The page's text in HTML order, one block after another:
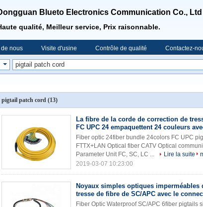
Blueto Electronics Communication Co., Ltd
qualité, Meilleur service, Prix raisonnable.
nous Visite d'usine Contrôle de qualité Contactez-
pigtail patch cord (13)
La fibre de la corde de correction de
FC UPC 24 empaquettent 24 couleurs
Fiber optic 24fiber bundle 24colors FC UPC
FTTX+LAN Optical fiber CATV Optical
Parameter Unit FC, SC, LC ...
Lire la suite
2019-03-07 10:23:00
Noyaux simples optiques imperméables
tresse de fibre de SC/APC avec le
Fiber Optic Waterproof SC/APC 6fiber pigtails